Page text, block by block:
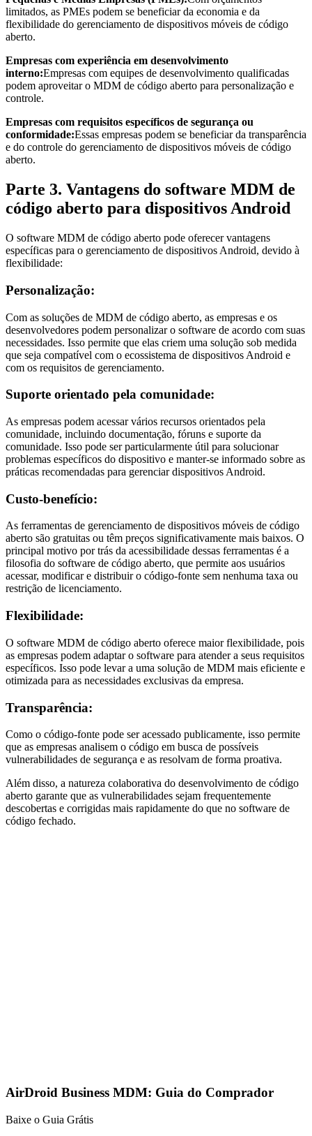
limitados, as PMEs podem se beneficiar da economia e da
flexibilidade do gerenciamento de dispositivos móveis de código
aberto.
Empresas com experiência em desenvolvimento
interno:Empresas com equipes de desenvolvimento qualificadas
podem aproveitar o MDM de código aberto para personalização e
controle.
Empresas com requisitos específicos de segurança ou
conformidade:Essas empresas podem se beneficiar da transparência
e do controle do gerenciamento de dispositivos móveis de código
aberto.
Parte 3. Vantagens do software MDM de
código aberto para dispositivos Android
O software MDM de código aberto pode oferecer vantagens
específicas para o gerenciamento de dispositivos Android, devido à
flexibilidade:
Personalização:
Com as soluções de MDM de código aberto, as empresas e os
desenvolvedores podem personalizar o software de acordo com suas
necessidades. Isso permite que elas criem uma solução sob medida
que seja compatível com o ecossistema de dispositivos Android e
com os requisitos de gerenciamento.
Suporte orientado pela comunidade:
As empresas podem acessar vários recursos orientados pela
comunidade, incluindo documentação, fóruns e suporte da
comunidade. Isso pode ser particularmente útil para solucionar
problemas específicos do dispositivo e manter-se informado sobre as
práticas recomendadas para gerenciar dispositivos Android.
Custo-benefício:
As ferramentas de gerenciamento de dispositivos móveis de código
aberto são gratuitas ou têm preços significativamente mais baixos. O
principal motivo por trás da acessibilidade dessas ferramentas é a
filosofia do software de código aberto, que permite aos usuários
acessar, modificar e distribuir o código-fonte sem nenhuma taxa ou
restrição de licenciamento.
Flexibilidade:
O software MDM de código aberto oferece maior flexibilidade, pois
as empresas podem adaptar o software para atender a seus requisitos
específicos. Isso pode levar a uma solução de MDM mais eficiente e
otimizada para as necessidades exclusivas da empresa.
Transparência:
Como o código-fonte pode ser acessado publicamente, isso permite
que as empresas analisem o código em busca de possíveis
vulnerabilidades de segurança e as resolvam de forma proativa.
Além disso, a natureza colaborativa do desenvolvimento de código
aberto garante que as vulnerabilidades sejam frequentemente
descobertas e corrigidas mais rapidamente do que no software de
código fechado.
AirDroid Business MDM: Guia do Comprador
Baixe o Guia Grátis